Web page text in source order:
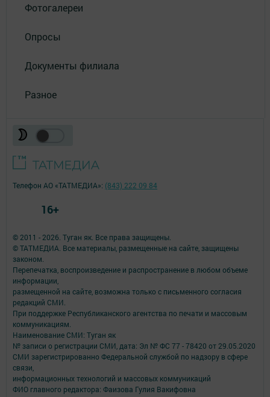
Фотогалереи
Опросы
Документы филиала
Разное
© 2011 - 2026. Туган як. Все права защищены.
© ТАТМЕДИА. Все материалы, размещенные на сайте, защищены
законом.
Перепечатка, воспроизведение и распространение в любом объеме
информации,
размещенной на сайте, возможна только с письменного согласия
редакций СМИ.
При поддержке Республиканского агентства по печати и массовым
коммуникациям.
Наименование СМИ: Туган як
№ записи о регистрации СМИ, дата: Эл № ФС 77 - 78420 от 29.05.2020
СМИ зарегистрированно Федеральной службой по надзору в сфере
связи,
информационных технологий и массовых коммуникаций
ФИО главного редактора: Фаизова Гулия Вакифовна
Телефон АО «ТАТМЕДИА»: (843) 222 09 84
16+